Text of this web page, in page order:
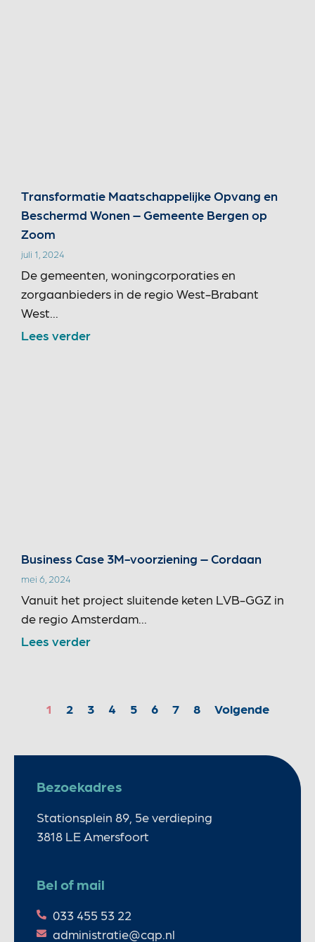
Transformatie Maatschappelijke Opvang en
Beschermd Wonen – Gemeente Bergen op
Zoom
juli 1, 2024
De gemeenten, woningcorporaties en
zorgaanbieders in de regio West-Brabant
West...
Lees verder
Business Case 3M-voorziening – Cordaan
mei 6, 2024
Vanuit het project sluitende keten LVB-GGZ in
de regio Amsterdam...
Lees verder
1 2 3 4 5 6 7 8 Volgende
Bezoekadres
Stationsplein 89, 5e verdieping
3818 LE Amersfoort
Bel of mail
033 455 53 22
administratie@cqp.nl